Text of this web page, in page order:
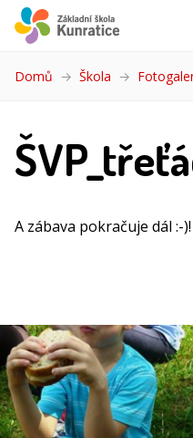
Domů Škola
A zábava pokračuje dál :-)!